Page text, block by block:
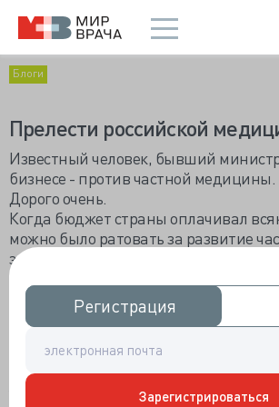
Регистрация
Регистрация
Зарегистрироваться
Блоги
Прелести российской
Известный человек, бывший
бизнесе - против частной медицины.
Дорого очень.
Когда бюджет страны оплачивал
можно было ратовать за развитие
здравоохранения.
А так...
Напряг админресурс - и деньги в
Частная - это для отчаявшихся, да?
У меня выдалась самая странная и